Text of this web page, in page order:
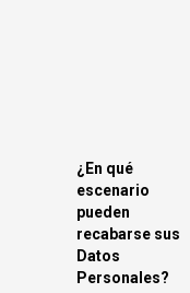
¿En qué
escenario
pueden
recabarse sus
Datos
Personales?